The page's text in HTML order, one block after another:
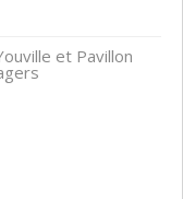
et Pavillon